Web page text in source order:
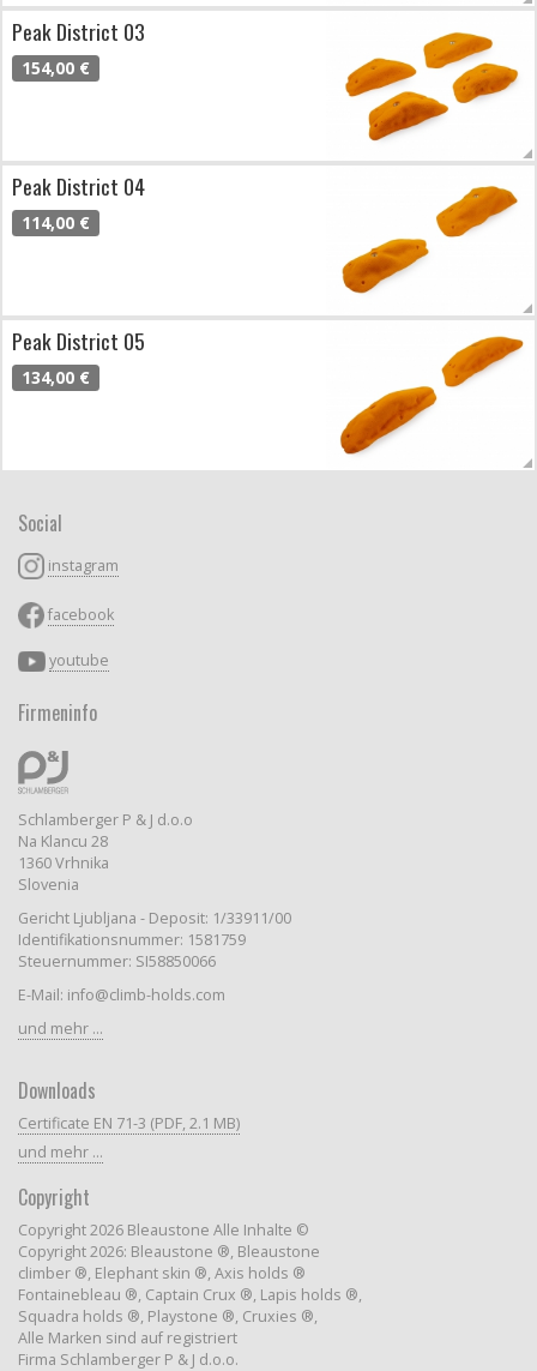
Peak District 03
154,00 €
Peak District 04
114,00 €
Peak District 05
134,00 €
Social
instagram
facebook
youtube
Firmeninfo
Schlamberger P & J d.o.o
Na Klancu 28
1360 Vrhnika
Slovenia
Gericht Ljubljana - Deposit: 1/33911/00
Identifikationsnummer: 1581759
Steuernummer: SI58850066
E-Mail: info@climb-holds.com
und mehr ...
Downloads
Certificate EN 71-3 (PDF, 2.1 MB)
und mehr ...
Copyright
Copyright 2026 Bleaustone Alle Inhalte ©
Copyright 2026: Bleaustone ®, Bleaustone
climber ®, Elephant skin ®, Axis holds ®
Fontainebleau ®, Captain Crux ®, Lapis holds ®,
Squadra holds ®, Playstone ®, Cruxies ®,
Alle Marken sind auf registriert
Firma Schlamberger P & J d.o.o.